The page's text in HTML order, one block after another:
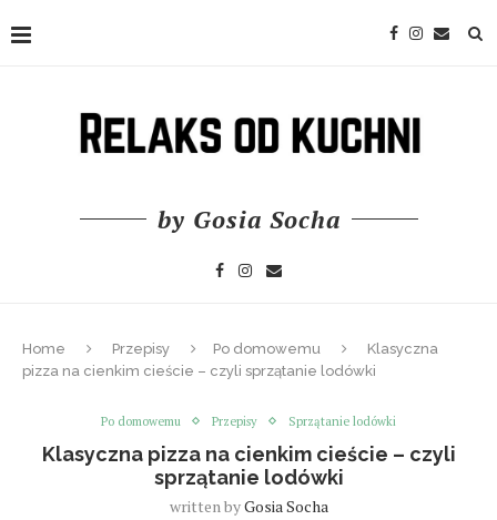
by Gosia Socha
Home Przepisy Po domowemu
Klasyczna
pizza na cienkim cieście – czyli sprzątanie lodówki
Po domowemu Przepisy Sprzątanie lodówki
Klasyczna pizza na cienkim cieście – czyli
sprzątanie lodówki
written byGosia Socha